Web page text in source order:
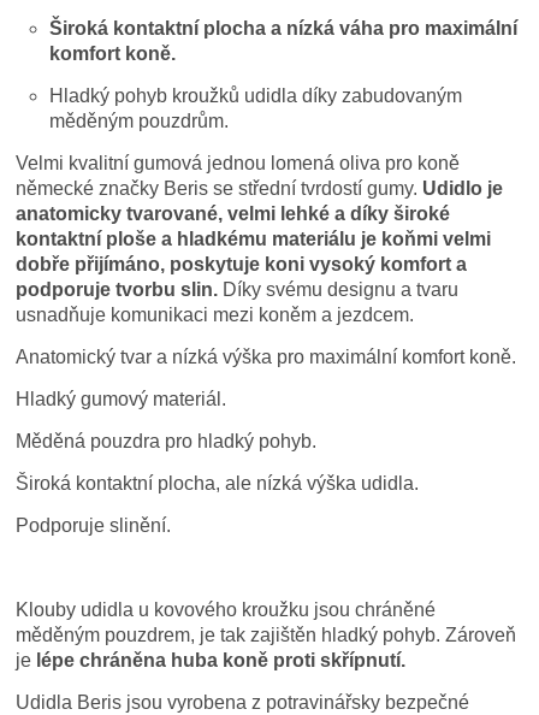
Široká kontaktní plocha a nízká váha pro maximální
komfort koně.
Hladký pohyb kroužků udidla díky zabudovaným
měděným pouzdrům.
Velmi kvalitní gumová jednou lomená oliva pro koně
německé značky Beris se střední tvrdostí gumy. Udidlo je
anatomicky tvarované, velmi lehké a díky široké
kontaktní ploše a hladkému materiálu je koňmi velmi
dobře přijímáno, poskytuje koni vysoký komfort a
podporuje tvorbu slin. Díky svému designu a tvaru
usnadňuje komunikaci mezi koněm a jezdcem.
Anatomický tvar a nízká výška pro maximální komfort koně.
Hladký gumový materiál.
Měděná pouzdra pro hladký pohyb.
Široká kontaktní plocha, ale nízká výška udidla.
Podporuje slinění.
Klouby udidla u kovového kroužku jsou chráněné
měděným pouzdrem, je tak zajištěn hladký pohyb. Zároveň
je lépe chráněna huba koně proti skřípnutí.
Udidla Beris jsou vyrobena z potravinářsky bezpečné